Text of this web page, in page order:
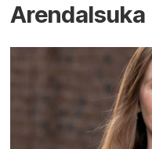
Arendals­uka